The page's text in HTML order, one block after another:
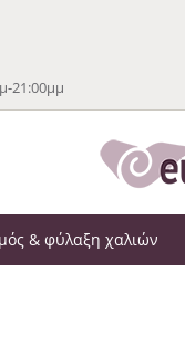
21:00μμ
& φύλαξη χαλιών